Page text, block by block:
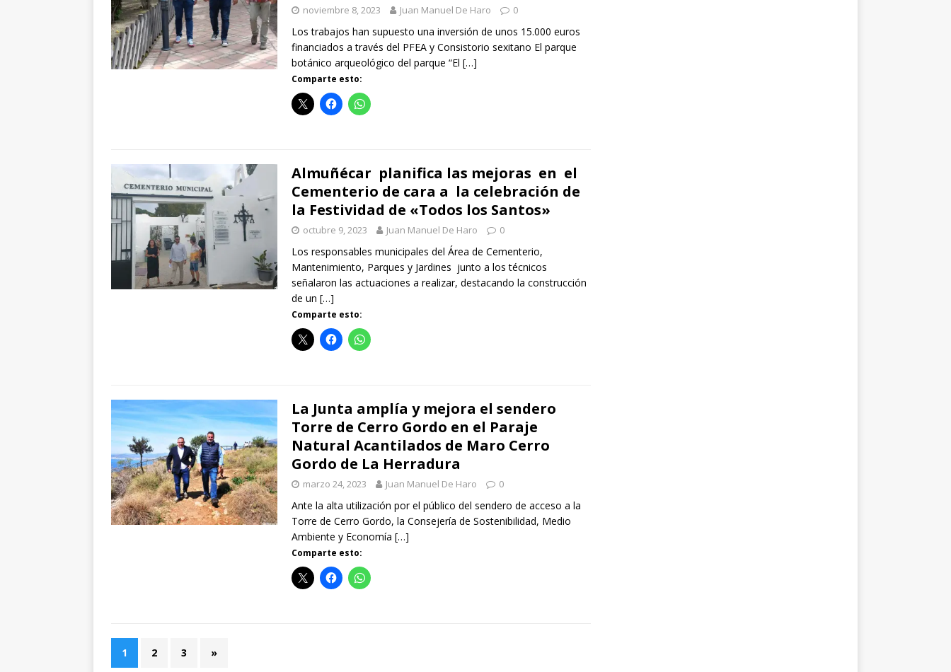
noviembre 8, 2023 Juan Manuel De Haro 0
Los trabajos han supuesto una inversión de unos 15.000 euros
financiados a través del PFEA y Consistorio sexitano El parque
botánico arqueológico del parque “El […]
Comparte esto:
Almuñécar planifica las mejoras en el
Cementerio de cara a la celebración de
la Festividad de «Todos los Santos»
octubre 9, 2023 Juan Manuel De Haro 0
Los responsables municipales del Área de Cementerio,
Mantenimiento, Parques y Jardines junto a los técnicos
señalaron las actuaciones a realizar, destacando la construcción
de un […]
Comparte esto:
La Junta amplía y mejora el sendero
Torre de Cerro Gordo en el Paraje
Natural Acantilados de Maro Cerro
Gordo de La Herradura
marzo 24, 2023 Juan Manuel De Haro 0
Ante la alta utilización por el público del sendero de acceso a la
Torre de Cerro Gordo, la Consejería de Sostenibilidad, Medio
Ambiente y Economía […]
Comparte esto:
1 2 3 »